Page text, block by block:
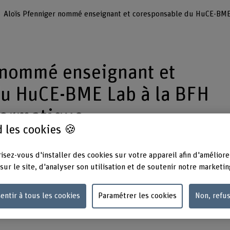
enseignant et
HuCE-BME Lab à la BFH
février 2024, Aloïs Pfenniger enseigne la
domaine Mécatronique et technique des
| Robotique). Il met son expertise au
aussi du HuCE-BME Lab, dont il est le
les cookies 🍪
vous d'installer des cookies sur votre appareil afin
le site, d'analyser son utilisation et de soutenir notre
à tous les cookies Paramétrer les cookies Non,